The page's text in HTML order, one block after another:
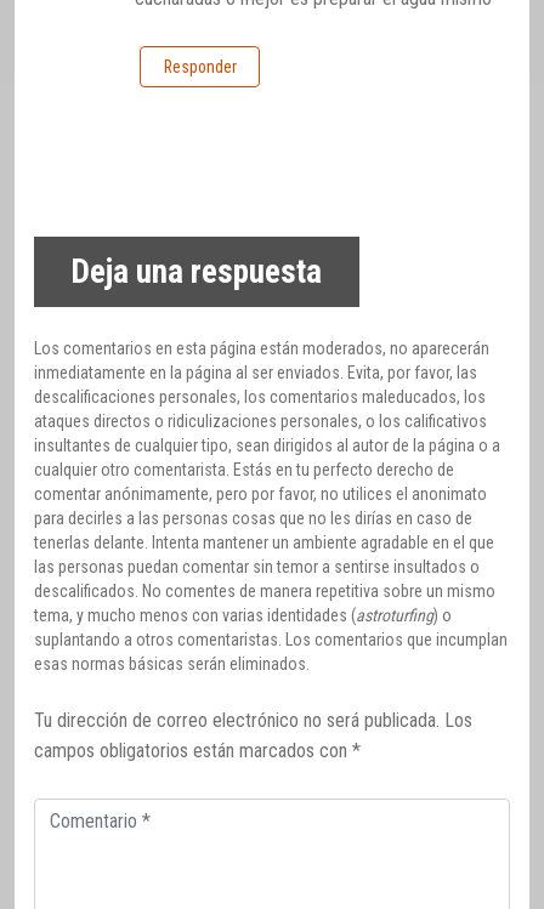
Responder
Deja una respuesta
Los comentarios en esta página están moderados, no aparecerán
inmediatamente en la página al ser enviados. Evita, por favor, las
descalificaciones personales, los comentarios maleducados, los
ataques directos o ridiculizaciones personales, o los calificativos
insultantes de cualquier tipo, sean dirigidos al autor de la página o a
cualquier otro comentarista. Estás en tu perfecto derecho de
comentar anónimamente, pero por favor, no utilices el anonimato
para decirles a las personas cosas que no les dirías en caso de
tenerlas delante. Intenta mantener un ambiente agradable en el que
las personas puedan comentar sin temor a sentirse insultados o
descalificados. No comentes de manera repetitiva sobre un mismo
tema, y mucho menos con varias identidades (astroturfing) o
suplantando a otros comentaristas. Los comentarios que incumplan
esas normas básicas serán eliminados.
Tu dirección de correo electrónico no será publicada. Los
campos obligatorios están marcados con *
Comentario